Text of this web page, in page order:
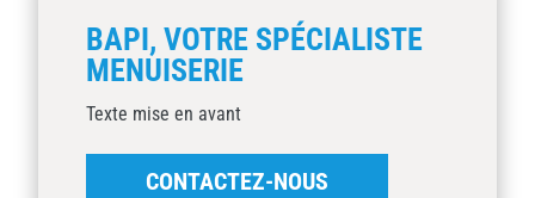
BAPI, VOTRE SPÉCIALISTE
MENUISERIE
Texte mise en avant
CONTACTEZ-NOUS